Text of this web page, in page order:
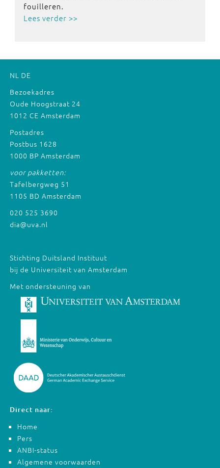
fouilleren.
Lees verder >>
NL DE
Bezoekadres
Oude Hoogstraat 24
1012 CE Amsterdam
Postadres
Postbus 1628
1000 BP Amsterdam
voor pakketten:
Tafelbergweg 51
1105 BD Amsterdam
020 525 3690
dia@uva.nl
Stichting Duitsland Instituut
bij de Universiteit van Amsterdam
Met ondersteuning van
Direct naar:
Home
Pers
ANBI-status
Algemene voorwaarden